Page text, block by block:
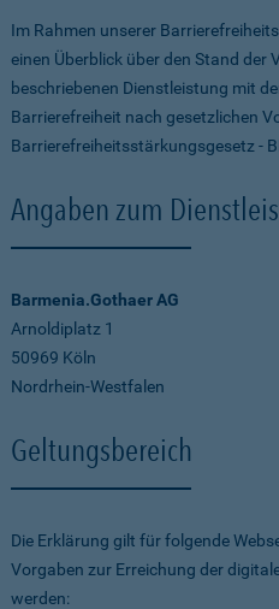
Im Rahmen unserer
einen Überblick über den Stand der
beschriebenen Dienstleistung mit
Barrierefreiheit nach gesetzlichen
Barrierefreiheitsstärkungsgesetz -
Angaben zum
Barmenia.Gothaer AG
Arnoldiplatz 1
50969 Köln
Nordrhein-Westfalen
Geltungsbereich
Die Erklärung gilt für folgende
Vorgaben zur Erreichung der
werden: